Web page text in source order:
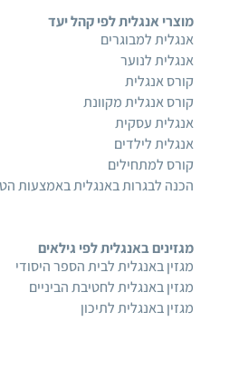
מוצרי אנגלית לפי קהל יעד
אנגלית למבוגרים
אנגלית לנוער
קורס אנגלית
קורס אנגלית מקוונת
אנגלית עסקית
אנגלית לילדים
קורס למתחילים
הכנה לבגרות באנגלית באמצעות
מגזינים באנגלית לפי גילאים
מגזין באנגלית לבית הספר היסודי
מגזין באנגלית לחטיבת הביניים
מגזין באנגלית לתיכון